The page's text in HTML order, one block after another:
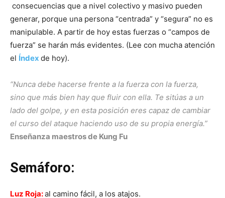
consecuencias que a nivel colectivo y masivo pueden
generar, porque una persona “centrada” y “segura” no es
manipulable. A partir de hoy estas fuerzas o “campos de
fuerza” se harán más evidentes. (Lee con mucha atención
el Índex de hoy).
“Nunca debe hacerse frente a la fuerza con la fuerza,
sino que más bien hay que fluir con ella. Te sitúas a un
lado del golpe, y en esta posición eres capaz de cambiar
el curso del ataque haciendo uso de su propia energía.”
Enseñanza maestros de Kung Fu
Semáforo:
Luz Roja:al camino fácil, a los atajos.